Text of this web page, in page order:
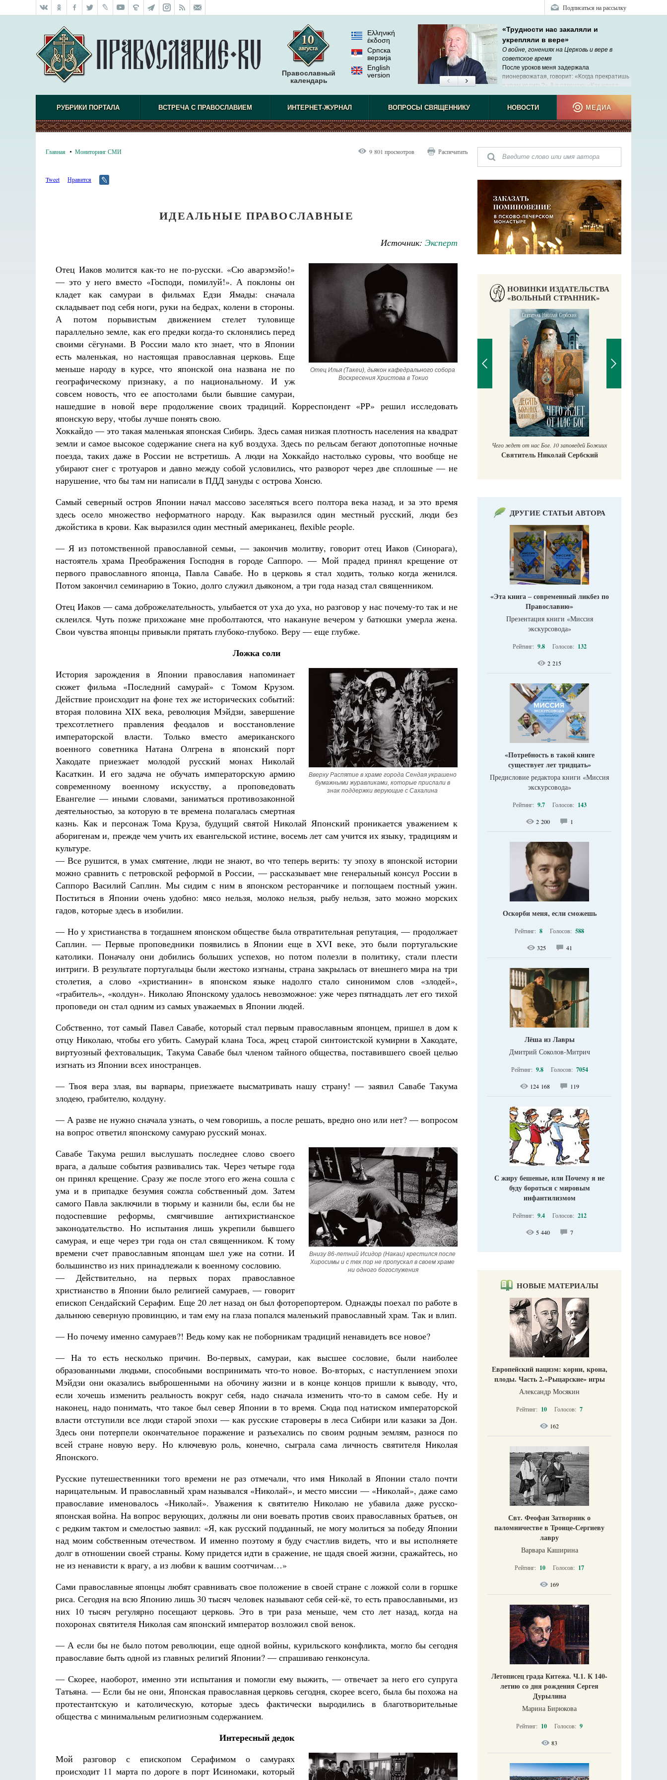
Подписаться на рассылку
Православный
календарь
Ελληνική
έκδοση
Српска
верзиjа
English
version
«Трудности нас закаляли и
укрепляли в вере»
О войне, гонениях на Церковь и вере в
советское время
После уроков меня задержала
пионервожатая, говорит: «Когда прекратишь
в храм ходить?» А я отвечаю: «Как начал
ходить – так и буду».
РУБРИКИ ПОРТАЛА ВСТРЕЧА С ПРАВОСЛАВИЕМ ИНТЕРНЕТ-ЖУРНАЛ ВОПРОСЫ СВЯЩЕННИКУ НОВОСТИ МЕДИА
Главная Мониторинг СМИ 9 801 просмотров Распечатать
Tweet Нравится
ИДЕАЛЬНЫЕ ПРАВОСЛАВНЫЕ
Источник: Эксперт
Отец Илья (Такеи), дьякон кафедрального собора
Воскресения Христова в Токио
Отец Иаков молится как-то не по-русски. «Сю аварэмэйо!»
— это у него вместо «Господи, помилуй!». А поклоны он
кладет как самураи в фильмах Едзи Ямады: сначала
складывает под себя ноги, руки на бедрах, колени в стороны.
А потом порывистым движением стелет туловище
параллельно земле, как его предки когда-то склонялись перед
своими сёгунами. В России мало кто знает, что в Японии
есть маленькая, но настоящая православная церковь. Еще
меньше народу в курсе, что японской она названа не по
географическому признаку, а по национальному. И уж
совсем новость, что ее апостолами были бывшие самураи,
нашедшие в новой вере продолжение своих традиций. Корреспондент «РР» решил исследовать
японскую веру, чтобы лучше понять свою.
Хоккайдо — это такая маленькая японская Сибирь. Здесь самая низкая плотность населения на квадрат
земли и самое высокое содержание снега на куб воздуха. Здесь по рельсам бегают допотопные ночные
поезда, таких даже в России не встретишь. А люди на Хоккайдо настолько суровы, что вообще не
убирают снег с тротуаров и давно между собой условились, что разворот через две сплошные — не
нарушение, что бы там ни написали в ПДД зануды с острова Хонсю.
Самый северный остров Японии начал массово заселяться всего полтора века назад, и за это время
здесь осело множество неформатного народу. Как выразился один местный русский, люди без
джойстика в крови. Как выразился один местный американец, flexible people.
— Я из потомственной православной семьи, — закончив молитву, говорит отец Иаков (Синорага),
настоятель храма Преображения Гос­подня в городе Саппоро. — Мой прадед принял крещение от
первого православного японца, Павла Савабе. Но в церковь я стал ходить, только когда женился.
Потом закончил семинарию в Токио, долго служил дьяконом, а три года назад стал священником.
Отец Иаков — сама доброжелательность, улыбается от уха до уха, но разговор у нас почему-то так и не
склеился. Чуть позже прихожане мне проболтаются, что накануне вечером у батюшки умерла жена.
Свои чувства японцы привыкли прятать глубоко-глубоко. Веру — еще глубже.
Ложка соли
Вверху Распятие в храме города Сендая украшено
бумажными журавликами, которые прислали в
знак поддержки верующие с Сахалина
История зарождения в Японии православия напоминает
сюжет фильма «Последний самурай» с Томом Крузом.
Действие происходит на фоне тех же исторических событий:
вторая половина XIX века, революция Мэйдзи, завершение
трехсотлетнего правления феодалов и восстановление
императорской власти. Только вместо американского
военного советника Натана Олгрена в японский порт
Хакодате приезжает молодой русский монах Николай
Касаткин. И его задача не обучать императорскую армию
современному военному искусству, а проповедовать
Евангелие — иными словами, заниматься противозаконной
деятельностью, за которую в те времена полагалась смертная
казнь. Как и персонаж Тома Круза, будущий святой Николай Японский проникается уважением к
аборигенам и, прежде чем учить их евангельской истине, восемь лет сам учится их языку, традициям и
культуре.
— Все рушится, в умах смятение, люди не знают, во что теперь верить: ту эпоху в японской истории
можно сравнить с петровской реформой в России, — рассказывает мне генеральный консул России в
Саппоро Василий Сап­лин. Мы сидим с ним в японском ресторанчике и поглощаем постный ужин.
Поститься в Японии очень удобно: мясо нельзя, молоко нельзя, рыбу нельзя, зато можно морских
гадов, которые здесь в изобилии.
— Но у христианства в тогдашнем японском обществе была отвратительная репутация, — продолжает
Саплин. — Первые проповедники появились в Японии еще в XVI веке, это были португальские
католики. Поначалу они добились больших успехов, но потом полезли в политику, стали плести
интриги. В результате португальцы были жестоко изгнаны, страна закрылась от внешнего мира на три
столетия, а слово «христианин» в японском языке надолго стало синонимом слов «злодей»,
«грабитель», «колдун». Николаю Японскому удалось невозможное: уже через пятнадцать лет его тихой
проповеди он стал одним из самых уважаемых в Японии людей.
Собственно, тот самый Павел Савабе, который стал первым православным японцем, пришел в дом к
отцу Николаю, чтобы его убить. Самурай клана Тоса, жрец старой синтоистской кумирни в Хакодате,
виртуозный фехтовальщик, Такума Савабе был членом тайного общества, поставившего своей целью
изгнать из Японии всех иностранцев.
— Твоя вера злая, вы варвары, приезжаете высматривать нашу страну! — заявил Савабе Такума
злодею, грабителю, колдуну.
— А разве не нужно сначала узнать, о чем говоришь, а после решать, вредно оно или нет? — вопросом
на вопрос ответил японскому самураю русский монах.
Внизу 86-летний Исидор (Накаи) крестился после
Хиросимы и с тех пор не пропускал в своем храме
ни одного богослужения
Савабе Такума решил выслушать последнее слово своего
врага, а дальше события развивались так. Через четыре года
он принял крещение. Сразу же после этого его жена сошла с
ума и в припадке безумия сожгла собственный дом. Затем
самого Павла заключили в тюрьму и казнили бы, если бы не
подоспевшие реформы, смягчившие антихристианское
законодательство. Но испытания лишь укрепили бывшего
самурая, и еще через три года он стал священником. К тому
времени счет православным японцам шел уже на сотни. И
большинство из них принадлежали к военному сословию.
— Действительно, на первых порах православное
христианство в Японии было религией самураев, — говорит
епископ Сендайский Серафим. Еще 20 лет назад он был фоторепортером. Однажды поехал по работе в
дальнюю северную провинцию, и там ему на глаза попался маленький православный храм. Так и влип.
— Но почему именно самураев?! Ведь кому как не поборникам традиций ненавидеть все новое?
— На то есть несколько причин. Во-первых, самураи, как высшее сословие, были наиболее
образованными людьми, способными воспринимать что-то новое. Во-вторых, с наступлением эпохи
Мэйдзи они оказались выброшенными на обочину жизни и в конце концов пришли к выводу, что,
если хочешь изменить реальность вокруг себя, надо сначала изменить что-то в самом себе. Ну и
наконец, надо понимать, что такое был север Японии в то время. Сюда под натиском императорской
власти отступили все люди старой эпохи — как русские староверы в леса Сибири или казаки за Дон.
Здесь они потерпели окончательное поражение и разъехались по своим родным землям, разнося по
всей стране новую веру. Но ключевую роль, конечно, сыграла сама личность святителя Николая
Японского.
Русские путешественники того времени не раз отмечали, что имя Николай в Японии стало почти
нарицательным. И православный храм назывался «Николай», и место миссии — «Николай», даже само
православие именовалось «Николай». Уважения к святителю Николаю не убавила даже русско-
японская война. На вопрос верующих, должны ли они воевать против своих православных братьев, он
с редким тактом и смелостью заявил: «Я, как русский подданный, не могу молиться за победу Японии
над моим собственным отечеством. И именно поэтому я буду счастлив видеть, что и вы исполняете
долг в отношении своей страны. Кому придется идти в сражение, не щадя своей жизни, сражайтесь, но
не из ненависти к врагу, а из любви к вашим соотчичам…»
Сами православные японцы любят сравнивать свое положение в своей стране с ложкой соли в горшке
риса. Сегодня на всю Японию лишь 30 тысяч человек называют себя сей-кё, то есть православными, из
них 10 тысяч регулярно посещают церковь. Это в три раза меньше, чем сто лет назад, когда на
похоронах святителя Николая сам японский император возложил свой венок.
— А если бы не было потом революции, еще одной войны, курильского конфликта, могло бы сегодня
православие быть одной из главных религий Японии? — спрашиваю генконсула.
— Скорее, наоборот, именно эти испытания и помогли ему выжить, — отвечает за него его супруга
Татьяна. — Если бы не они, Японская православная церковь сегодня, скорее всего, была бы похожа на
протестантскую и католическую, которые здесь фактически выродились в благотворительные
общества с минимальным религиозным содержанием.
Интересный дедок
Мой разговор с епископом Серафимом о самураях
происходит 11 марта по дороге в порт Исиномаки, который
НОВИНКИ ИЗДАТЕЛЬСТВА
«ВОЛЬНЫЙ СТРАННИК»
Разлуки не будет
Фредерика де Грааф Как найти своё место в жизни
Кирилл Мурышев
святого
Роман Котов Чего ждет от нас Бог. 10 заповедей Божиих
Святитель Николай Сербский
ДРУГИЕ СТАТЬИ АВТОРА
«Эта книга ‒ современный ликбез по
Православию»
Презентация книги «Миссия
экскурсовода»
Рейтинг: 9.8 Голосов: 132
2 215
«Потребность в такой книге
существует лет тридцать»
Предисловие редактора книги «Миссия
экскурсовода»
Рейтинг: 9.7 Голосов: 143
2 200 1
Оскорби меня, если сможешь
Рейтинг: 8 Голосов: 588
325 41
Лёша из Лавры
Дмитрий Соколов-Митрич
Рейтинг: 9.8 Голосов: 7054
124 168 119
С жиру бешеные, или Почему я не
буду бороться с мировым
инфантилизмом
Рейтинг: 9.4 Голосов: 212
5 440 7
НОВЫЕ МАТЕРИАЛЫ
Европейский нацизм: корни, крона,
плоды. Часть 2.«Рыцарские» игры
Александр Мосякин
Рейтинг: 10 Голосов: 7
162
Свт. Феофан Затворник о
паломничестве в Троице-Сергиеву
лавру
Варвара Каширина
Рейтинг: 10 Голосов: 17
169
Летописец града Китежа. Ч.1. К 140-
летию со дня рождения Сергея
Дурылина
Марина Бирюкова
Рейтинг: 10 Голосов: 9
83